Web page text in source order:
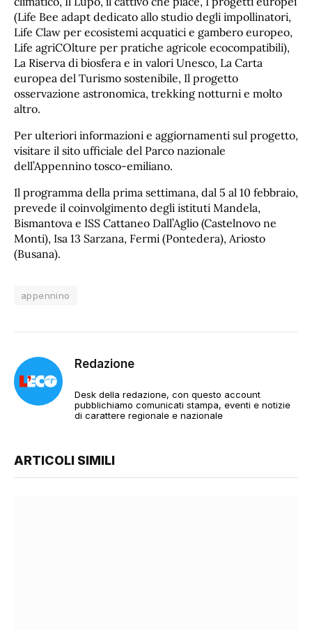
(Life Bee adapt dedicato allo studio degli impollinatori,
Life Claw per ecosistemi acquatici e gambero europeo,
Life agriCOlture per pratiche agricole ecocompatibili),
La Riserva di biosfera e in valori Unesco, La Carta
europea del Turismo sostenibile, Il progetto
osservazione astronomica, trekking notturni e molto
altro.
Per ulteriori informazioni e aggiornamenti sul progetto,
visitare il sito ufficiale del Parco nazionale
dell’Appennino tosco-emiliano.
Il programma della prima settimana, dal 5 al 10 febbraio,
prevede il coinvolgimento degli istituti Mandela,
Bismantova e ISS Cattaneo Dall’Aglio (Castelnovo ne
Monti), Isa 13 Sarzana, Fermi (Pontedera), Ariosto
(Busana).
appennino
Redazione
Desk della redazione, con questo account
pubblichiamo comunicati stampa, eventi e notizie
di carattere regionale e nazionale
ARTICOLI SIMILI